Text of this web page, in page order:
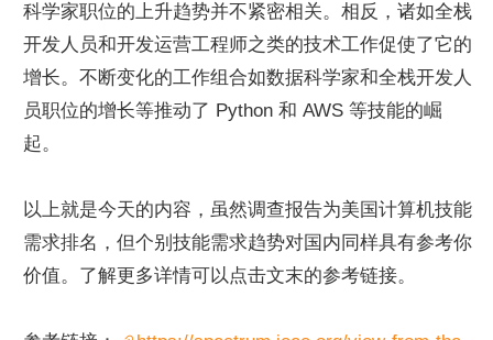
科学家职位的上升趋势并不紧密相关。相反，诸如全栈
开发人员和开发运营工程师之类的技术工作促使了它的
增长。不断变化的工作组合如数据科学家和全栈开发人
员职位的增长等推动了 Python 和 AWS 等技能的崛
起。
以上就是今天的内容，虽然调查报告为美国计算机技能
需求排名，但个别技能需求趋势对国内同样具有参考你
价值。了解更多详情可以点击文末的参考链接。